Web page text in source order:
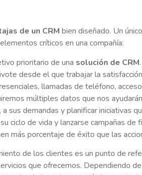
de un CRM bien diseñado. Un único
críticos en una compañía:
prioritario de una solución de CRM
desde el que trabajar la
llamadas de teléfono,
múltiples datos que nos
sus demandas y planificar iniciativas
ciclo de vida y lanzarse campañas de
más porcentaje de éxito que las
de los clientes es un punto de
que ofrecemos. Dependiendo